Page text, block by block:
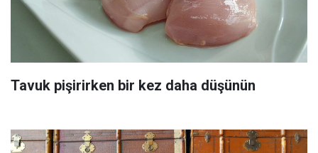
Tavuk pişirirken bir kez daha düşünün